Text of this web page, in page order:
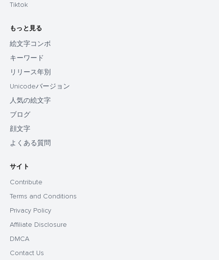
Tiktok
もっと見る
絵文字コンボ
キーワード
リリース年別
Unicodeバージョン
人気の絵文字
ブログ
顔文字
よくある質問
サイト
Contribute
Terms and Conditions
Privacy Policy
Affiliate Disclosure
DMCA
Contact Us